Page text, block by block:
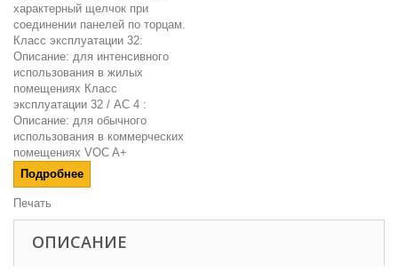
характерный щелчок при
соединении панелей по торцам.
Класс эксплуатации 32:
Описание: для интенсивного
использования в жилых
помещениях Класс
эксплуатации 32 / AC 4 :
Описание: для обычного
использования в коммерческих
помещениях VOC A+
Подробнее
Печать
ОПИСАНИЕ